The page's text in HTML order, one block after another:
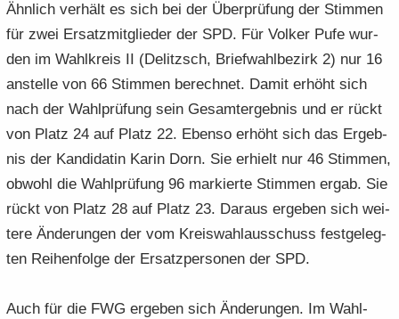
Ähn­lich ver­hält es sich bei der Über­prü­fung der Stim­men
für zwei Er­satz­mit­glie­der der SPD. Für Vol­ker Pufe wur­
den im Wahl­kreis II (De­litzsch, Brief­wahl­be­zirk 2) nur 16
an­stel­le von 66 Stim­men be­rech­net. Damit er­höht sich
nach der Wahl­prü­fung sein Ge­samt­ergeb­nis und er rückt
von Platz 24 auf Platz 22. Eben­so er­höht sich das Er­geb­
nis der Kan­di­da­tin Karin Dorn. Sie er­hielt nur 46 Stim­men,
ob­wohl die Wahl­prü­fung 96 mar­kier­te Stim­men ergab. Sie
rückt von Platz 28 auf Platz 23. Dar­aus er­ge­ben sich wei­
te­re Än­de­run­gen der vom Kreis­wahl­aus­schuss fest­ge­leg­
ten Rei­hen­fol­ge der Er­satz­per­so­nen der SPD.
Auch für die FWG er­ge­ben sich Än­de­run­gen. Im Wahl­